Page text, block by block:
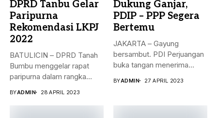
DPRD Tanbu Gelar
Paripurna
Rekomendasi LKPJ
2022
BATULICIN – DPRD Tanah
Bumbu menggelar rapat
paripurna dalam rangka
BYADMIN 28 APRIL 2023
Dukung Ganjar,
PDIP – PPP Segera
Bertemu
JAKARTA – Gayung
bersambut. PDI Perjuangan
buka tangan menerima
BYADMIN 27 APRIL 2023